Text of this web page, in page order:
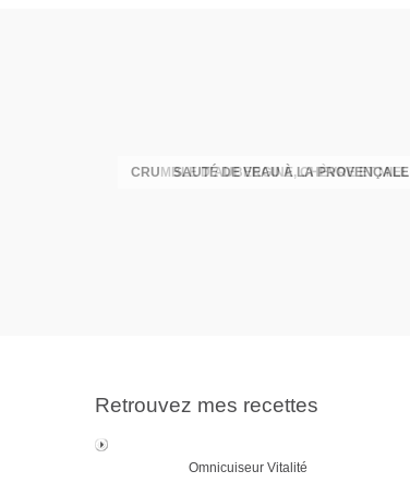
SAUTÉ DE VEAU À LA PROVENÇALE
Retrouvez mes recettes
Omnicuiseur Vitalité